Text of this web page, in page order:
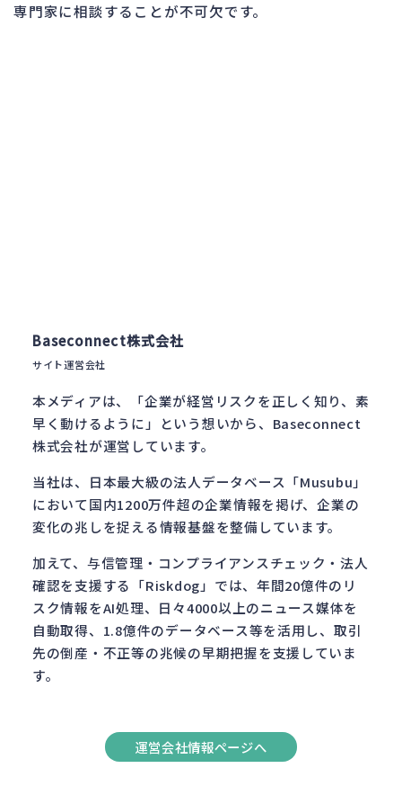
専門家に相談することが不可欠です。
Baseconnect株式会社
サイト運営会社
本メディアは、「企業が経営リスクを正しく知り、素
早く動けるように」という想いから、Baseconnect
株式会社が運営しています。
当社は、日本最大級の法人データベース「Musubu」
において国内1200万件超の企業情報を掲げ、企業の
変化の兆しを捉える情報基盤を整備しています。
加えて、与信管理・コンプライアンスチェック・法人
確認を支援する「Riskdog」では、年間20億件のリ
スク情報をAI処理、日々4000以上のニュース媒体を
自動取得、1.8億件のデータベース等を活用し、取引
先の倒産・不正等の兆候の早期把握を支援していま
す。
運営会社情報ページへ